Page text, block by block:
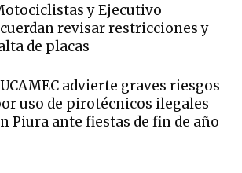
y Ejecutivo
revisar restricciones y
de placas
advierte graves riesgos
uso de pirotécnicos ilegales
Piura ante fiestas de fin de año